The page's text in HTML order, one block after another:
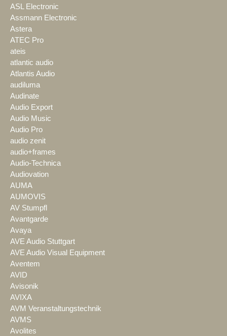
ASL Electronic
Assmann Electronic
Astera
ATEC Pro
ateis
atlantic audio
Atlantis Audio
audiluma
Audinate
Audio Export
Audio Music
Audio Pro
audio zenit
audio+frames
Audio-Technica
Audiovation
AUMA
AUMOVIS
AV Stumpfl
Avantgarde
Avaya
AVE Audio Stuttgart
AVE Audio Visual Equipment
Aventem
AVID
Avisonik
AVIXA
AVM Veranstaltungstechnik
AVMS
Avolites